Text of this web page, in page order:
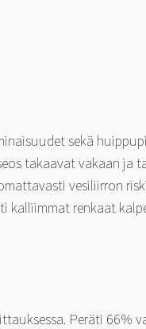
sekä
takaavat vakaan ja
vesiliirron
kalliimmat renkaat
Peräti 66%